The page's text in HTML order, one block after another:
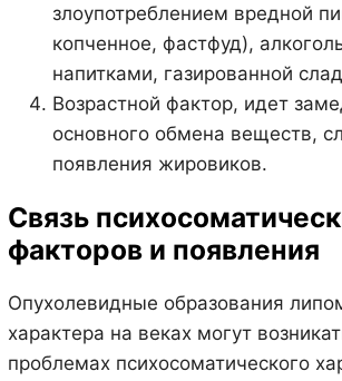
злоупотреблением вредной
копченное, фастфуд),
напитками, газированной
Возрастной фактор, идет
основного обмена веществ,
появления жировиков.
Связь
факторов и появления
Опухолевидные образования
характера на веках могут
проблемах психосоматического